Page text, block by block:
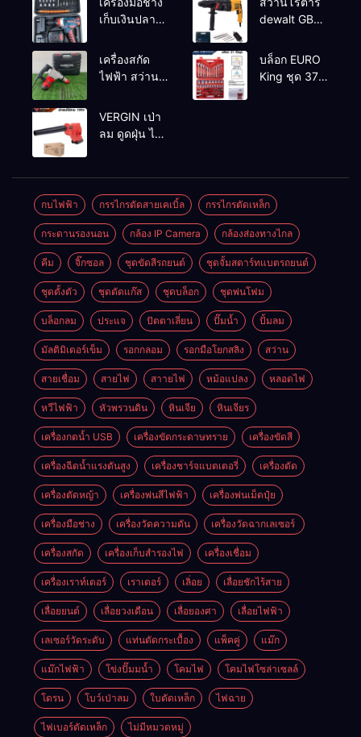
เก็บเงินปลาย
dewalt GBH
2-26 DFR ทุ่น
ทองแดงแท้
100%
เครื่องสกัด
ไฟฟ้า สว่าน
MAKTEC รุ่น MT2926A
บล็อก EURO
King ชุด 37
VERGIN เป่า
ลม ดูดฝุ่น ไร้
กบไฟฟ้า กรรไกรตัดสายเคเบิ้ล กรรไกรตัดเหล็ก
กระดานรองนอน กล้อง IP Camera กล้องส่องทางไกล
คีม จิ๊กซอล ชุดขัดสีรถยนต์​ ชุดจั้มสตาร์ทแบตรถยนต์
ชุดตั้งตัว ชุดตัดแก๊ส ชุดบล็อก ชุดพ่นโฟม
บล็อกลม ประแจ ปัตตาเลี่ยน ปั๊มน้ำ ปั้มลม
มัลติมิเตอร์เข็ม รอกกลอม รอกมือโยกสลิง สว่าน
สายเชื่อม สายไฟ สาายไฟ หม้อแปลง หลอดไฟ
หวีไฟฟ้า หัวพรวนดิน หินเจีย หินเจียร
เครื่องกดน้ำ USB เครื่องขัดกระดาษทราย เครื่องขัดสี
เครื่องฉีดน้ำแรงดันสูง เครื่องชาร์จแบตเตอรี่ เครื่องตัด
เครื่องตัดหญ้า เครื่องพ่นสีไฟฟ้า เครื่องพ่นเม็ดปุ๋ย
เครื่องมือช่าง เครื่องวัดความดัน เครื่องวัดฉากเลเซอร์
เครื่องสกัด เครื่องเก็บสํารองไฟ เครื่องเชื่อม
เครื่องเราท์เตอร์ เราเตอร์ เลิ่อย เลื่อยชักไร้สาย
เลื่อยยนต์ เลื่อยวงเดือน เลื่อยองศา เลื่อยไฟฟ้า
เลเซอร์วัดระดับ แท่นตัดกระเบื้อง แพ็คคู่ แม๊ก
แม๊กไฟฟ้า โข่งปั๊มมน้ำ โคมไฟ โคมไฟโซล่าเซลล์
โดรน โบว์เป่าลม ใบตัดเหล็ก ไฟฉาย
ไฟเบอร์ตัดเหล็ก ไม่มีหมวดหมู่